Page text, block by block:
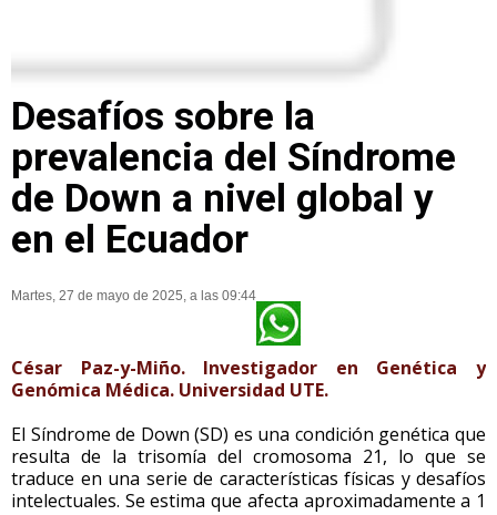
Desafíos sobre la
prevalencia del Síndrome
de Down a nivel global y
en el Ecuador
Martes, 27 de mayo de 2025, a las 09:44
César Paz-y-Miño. Investigador en Genética y
Genómica Médica. Universidad UTE.
El Síndrome de Down (SD) es una condición genética que
resulta de la trisomía del cromosoma 21, lo que se
traduce en una serie de características físicas y desafíos
intelectuales. Se estima que afecta aproximadamente a 1